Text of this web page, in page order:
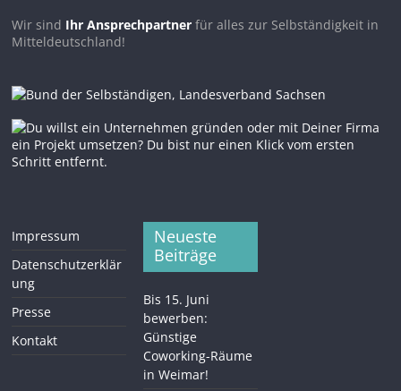
Wir sind Ihr Ansprechpartner für alles zur Selbständigkeit in
Mitteldeutschland!
Impressum
Datenschutzerklär
ung
Presse
Kontakt
Neueste
Beiträge
Bis 15. Juni
bewerben:
Günstige
Coworking-Räume
in Weimar!